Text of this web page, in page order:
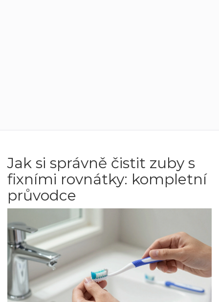
Jak si správně čistit zuby s
fixními rovnátky: kompletní
průvodce